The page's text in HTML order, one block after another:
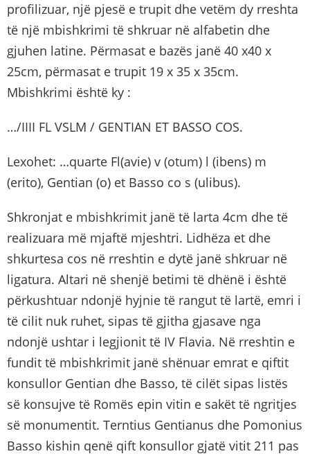
profilizuar, një pjesë e trupit dhe vetëm dy rreshta
të një mbishkrimi të shkruar në alfabetin dhe
gjuhen latine. Përmasat e bazës janë 40 x40 x
25cm, përmasat e trupit 19 x 35 x 35cm.
Mbishkrimi është ky :
…/IIII FL VSLM / GENTIAN ET BASSO COS.
Lexohet: …quarte Fl(avie) v (otum) l (ibens) m
(erito), Gentian (o) et Basso co s (ulibus).
Shkronjat e mbishkrimit janë të larta 4cm dhe të
realizuara më mjaftë mjeshtri. Lidhëza et dhe
shkurtesa cos në rreshtin e dytë janë shkruar në
ligatura. Altari në shenjë betimi të dhënë i është
përkushtuar ndonjë hyjnie të rangut të lartë, emri i
të cilit nuk ruhet, sipas të gjitha gjasave nga
ndonjë ushtar i legjionit të IV Flavia. Në rreshtin e
fundit të mbishkrimit janë shënuar emrat e qiftit
konsullor Gentian dhe Basso, të cilët sipas listës
së konsujve të Romës epin vitin e sakët të ngritjes
së monumentit. Terntius Gentianus dhe Pomonius
Basso kishin qenë qift konsullor gjatë vitit 211 pas